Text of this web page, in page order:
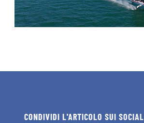
CONDIVIDI L'ARTICOLO SUI SOCIAL